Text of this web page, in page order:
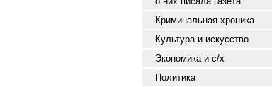
Криминальная хроника
Культура и искусство
Экономика и с/х
Политика